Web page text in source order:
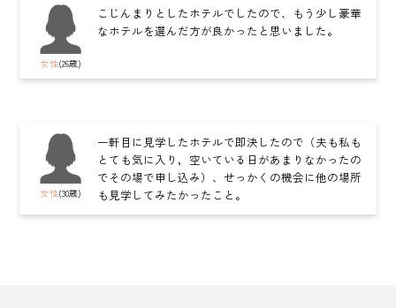
女性(26歳)
こじんまりとしたホテルでしたので、もう少し豪華
なホテルを選んだ方が良かったと思いました。
女性(30歳)
一軒目に見学したホテルで即決したので（夫も私も
とても気に入り，空いている日があまりなかったの
でその場で申し込み）、せっかくの機会に他の場所
も見学してみたかったこと。